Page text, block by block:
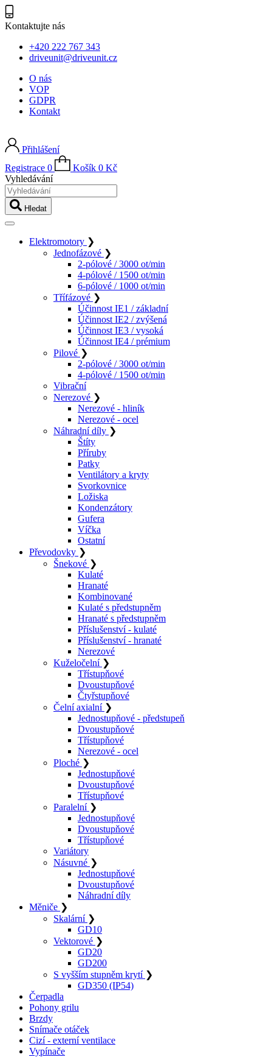
Kontaktujte nás
+420 222 767 343
driveunit@driveunit.cz
O nás
VOP
GDPR
Kontakt
Přihlášení
Registrace 0 Košík 0 Kč
Vyhledávání
Hledat
Elektromotory ❯
Jednofázové ❯
2-pólové / 3000 ot/min
4-pólové / 1500 ot/min
6-pólové / 1000 ot/min
Třífázové ❯
Účinnost IE1 / základní
Účinnost IE2 / zvýšená
Účinnost IE3 / vysoká
Účinnost IE4 / prémium
Pilové ❯
2-pólové / 3000 ot/min
4-pólové / 1500 ot/min
Vibrační
Nerezové ❯
Nerezové - hliník
Nerezové - ocel
Náhradní díly ❯
Štíty
Příruby
Patky
Ventilátory a kryty
Svorkovnice
Ložiska
Kondenzátory
Gufera
Víčka
Ostatní
Převodovky ❯
Šnekové ❯
Kulaté
Hranaté
Kombinované
Kulaté s předstupněm
Hranaté s předstupněm
Příslušenství - kulaté
Příslušenství - hranaté
Nerezové
Kuželočelní ❯
Třístupňové
Dvoustupňové
Čtyřstupňové
Čelní axialní ❯
Jednostupňové - předstupeň
Dvoustupňové
Třístupňové
Nerezové - ocel
Ploché ❯
Jednostupňové
Dvoustupňové
Třístupňové
Paralelní ❯
Jednostupňové
Dvoustupňové
Třístupňové
Variátory
Násuvné ❯
Jednostupňové
Dvoustupňové
Náhradní díly
Měniče ❯
Skalární ❯
GD10
Vektorové ❯
GD20
GD200
S vyšším stupněm krytí ❯
GD350 (IP54)
Čerpadla
Pohony grilu
Brzdy
Snímače otáček
Cizí - externí ventilace
Vypínače